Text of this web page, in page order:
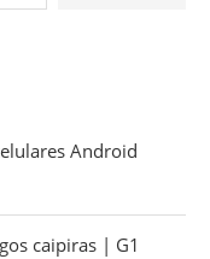
Android
caipiras | G1